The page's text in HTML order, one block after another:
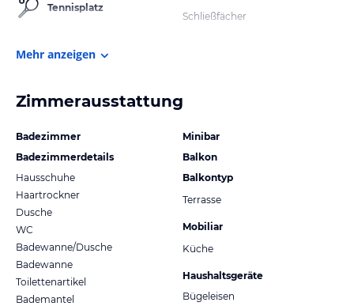
Tennisplatz
Schließfächer
Mehr anzeigen
Zimmerausstattung
Badezimmer
Badezimmerdetails
Hausschuhe
Haartrockner
Dusche
WC
Badewanne/Dusche
Badewanne
Toilettenartikel
Bademantel
Minibar
Balkon
Balkontyp
Terrasse
Mobiliar
Küche
Haushaltsgeräte
Bügeleisen